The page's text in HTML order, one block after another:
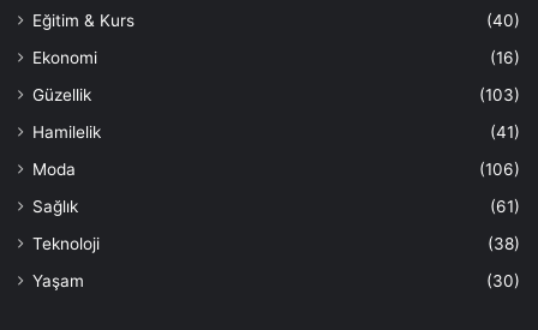
Eğitim & Kurs
(40)
Ekonomi
(16)
Güzellik
(103)
Hamilelik
(41)
Moda
(106)
Sağlık
(61)
Teknoloji
(38)
Yaşam
(30)